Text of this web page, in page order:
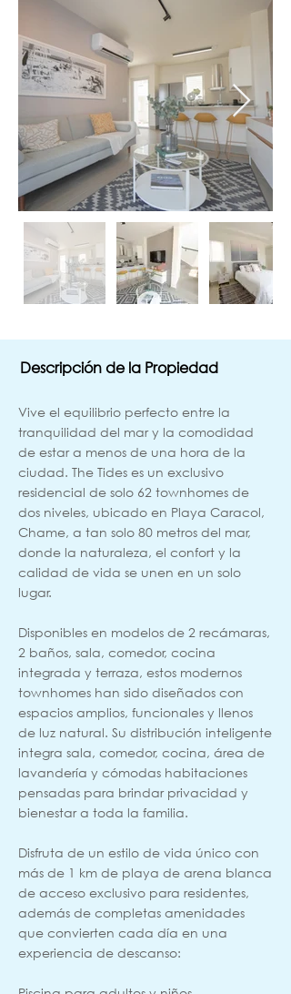
Descripción de la Propiedad
Vive el equilibrio perfecto entre la
tranquilidad del mar y la comodidad
de estar a menos de una hora de la
ciudad. The Tides es un exclusivo
residencial de solo 62 townhomes de
dos niveles, ubicado en Playa Caracol,
Chame, a tan solo 80 metros del mar,
donde la naturaleza, el confort y la
calidad de vida se unen en un solo
lugar.
Disponibles en modelos de 2 recámaras,
2 baños, sala, comedor, cocina
integrada y terraza, estos modernos
townhomes han sido diseñados con
espacios amplios, funcionales y llenos
de luz natural. Su distribución inteligente
integra sala, comedor, cocina, área de
lavandería y cómodas habitaciones
pensadas para brindar privacidad y
bienestar a toda la familia.
Disfruta de un estilo de vida único con
más de 1 km de playa de arena blanca
de acceso exclusivo para residentes,
además de completas amenidades
que convierten cada día en una
experiencia de descanso: